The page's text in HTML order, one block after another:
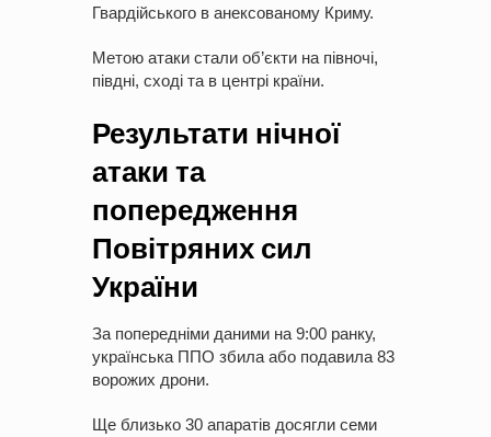
Гвардійського в анексованому Криму.
Метою атаки стали об’єкти на півночі,
півдні, сході та в центрі країни.
Результати нічної
атаки та
попередження
Повітряних сил
України
За попередніми даними на 9:00 ранку,
українська ППО збила або подавила 83
ворожих дрони.
Ще близько 30 апаратів досягли семи